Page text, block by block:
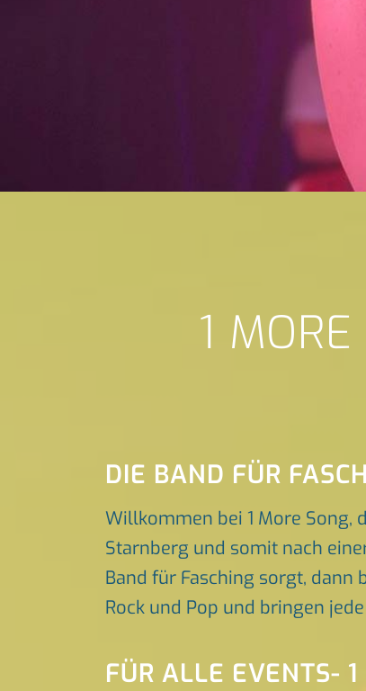
1
DIE BAND FÜR
Willkommen bei 1 More Song,
Starnberg und somit nach
Band für Fasching sorgt, dann
Rock und Pop und bringen
FÜR ALLE EVENTS- 1